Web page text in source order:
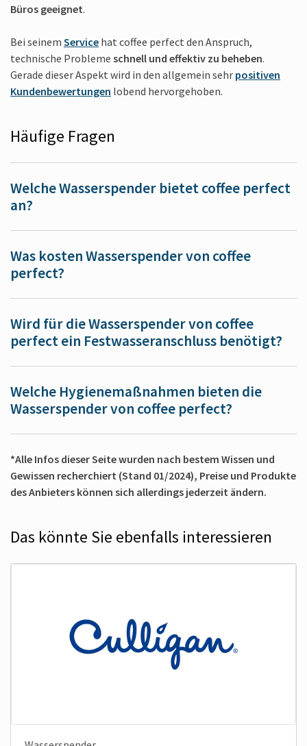
Büros geeignet.
Bei seinem Service hat coffee perfect den Anspruch,
technische Probleme schnell und effektiv zu beheben.
Gerade dieser Aspekt wird in den allgemein sehr positiven
Kundenbewertungen lobend hervorgehoben.
Häufige Fragen
Welche Wasserspender bietet coffee perfect
an?
Was kosten Wasserspender von coffee
perfect?
Wird für die Wasserspender von coffee
perfect ein Festwasseranschluss benötigt?
Welche Hygienemaßnahmen bieten die
Wasserspender von coffee perfect?
*Alle Infos dieser Seite wurden nach bestem Wissen und
Gewissen recherchiert (Stand 01/2024), Preise und Produkte
des Anbieters können sich allerdings jederzeit ändern.
Das könnte Sie eben­falls interes­sieren